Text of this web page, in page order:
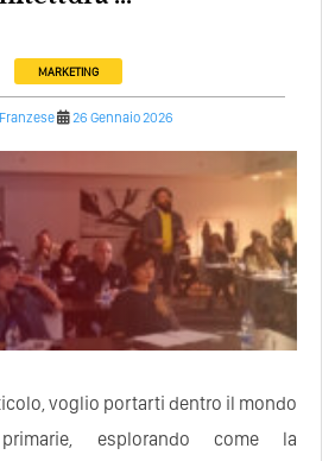
MARKETING
26 Gennaio 2026
voglio portarti dentro il mondo
esplorando come la